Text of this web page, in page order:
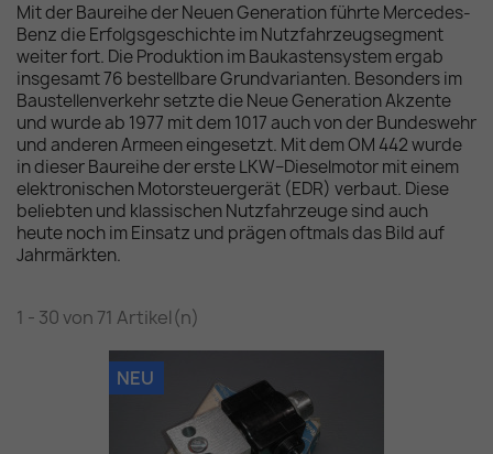
Mit der Baureihe der Neuen Generation führte Mercedes-
Benz die Erfolgsgeschichte im Nutzfahrzeugsegment
weiter fort. Die Produktion im Baukastensystem ergab
insgesamt 76 bestellbare Grundvarianten. Besonders im
Baustellenverkehr setzte die Neue Generation Akzente
und wurde ab 1977 mit dem 1017 auch von der Bundeswehr
und anderen Armeen eingesetzt. Mit dem OM 442 wurde
in dieser Baureihe der erste LKW–Dieselmotor mit einem
elektronischen Motorsteuergerät (EDR) verbaut. Diese
beliebten und klassischen Nutzfahrzeuge sind auch
heute noch im Einsatz und prägen oftmals das Bild auf
Jahrmärkten.
1 - 30 von 71 Artikel(n)
NEU